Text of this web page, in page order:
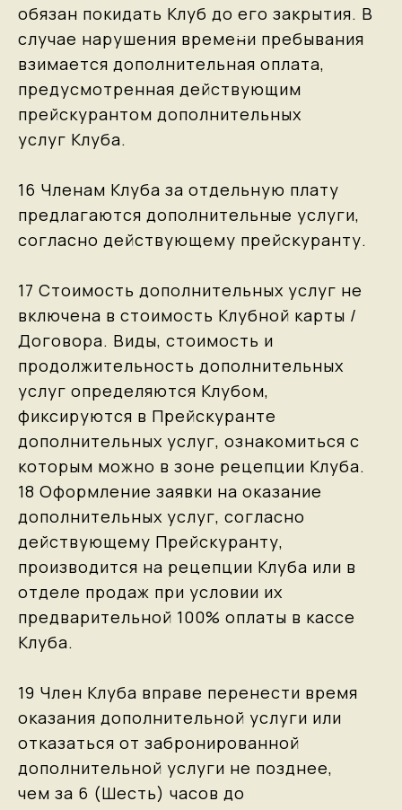
обязан покидать Клуб до его закрытия. В
случае нарушения времени пребывания
взимается дополнительная оплата,
предусмотренная действующим
прейскурантом дополнительных
услуг Клуба.
16 Членам Клуба за отдельную плату
предлагаются дополнительные услуги,
согласно действующему прейскуранту.
17 Стоимость дополнительных услуг не
включена в стоимость Клубной карты /
Договора. Виды, стоимость и
продолжительность дополнительных
услуг определяются Клубом,
фиксируются в Прейскуранте
дополнительных услуг, ознакомиться с
которым можно в зоне рецепции Клуба.
18 Оформление заявки на оказание
дополнительных услуг, согласно
действующему Прейскуранту,
производится на рецепции Клуба или в
отделе продаж при условии их
предварительной 100% оплаты в кассе
Клуба.
19 Член Клуба вправе перенести время
оказания дополнительной услуги или
отказаться от забронированной
дополнительной услуги не позднее,
чем за 6 (Шесть) часов до